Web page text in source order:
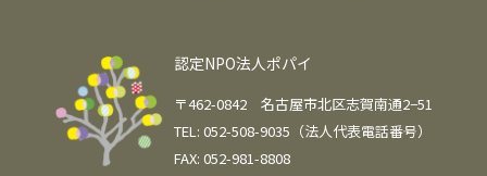
認定NPO法人ポパイ
〒462-0842 名古屋市北区志賀南通2−51
TEL: 052-508-9035（法人代表電話番号）
FAX: 052-981-8808